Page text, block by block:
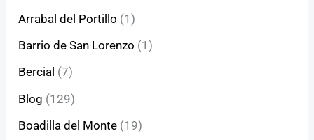
Arrabal del Portillo (1)
Barrio de San Lorenzo (1)
Bercial (7)
Blog (129)
Boadilla del Monte (19)